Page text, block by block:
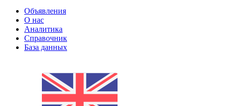
Объявления
О нас
Аналитика
Справочник
База данных